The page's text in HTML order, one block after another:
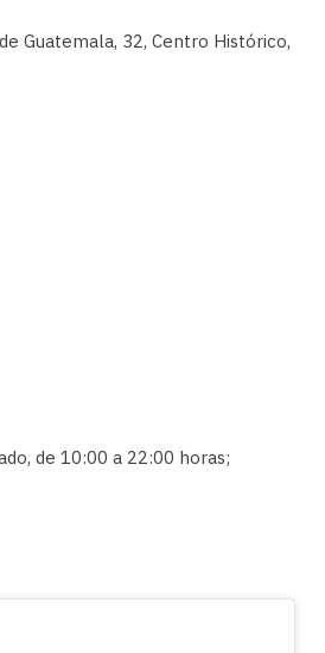
Guatemala, 32, Centro Histórico,
de 10:00 a 22:00 horas;